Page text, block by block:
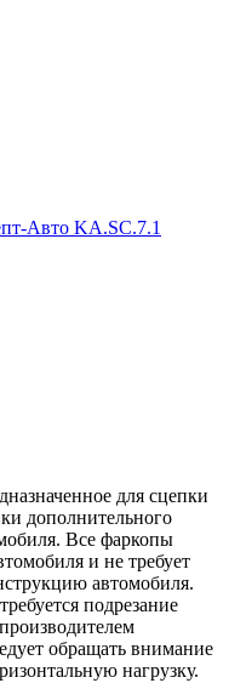
Авто KA.SC.7.1
для сцепки
дополнительного
Все фаркопы
и не требует
автомобиля.
подрезание
обращать внимание
нагрузку.